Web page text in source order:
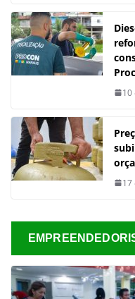
10
17